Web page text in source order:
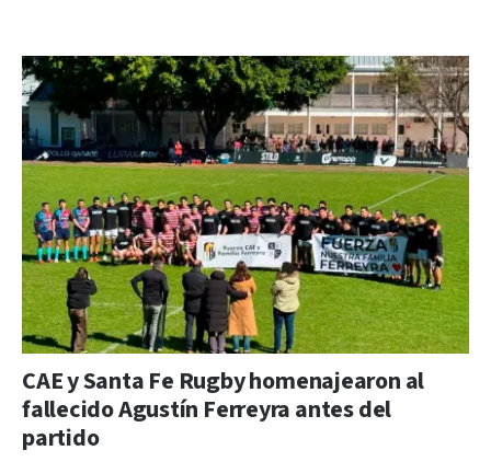
CAE y Santa Fe Rugby homenajearon al
fallecido Agustín Ferreyra antes del
partido